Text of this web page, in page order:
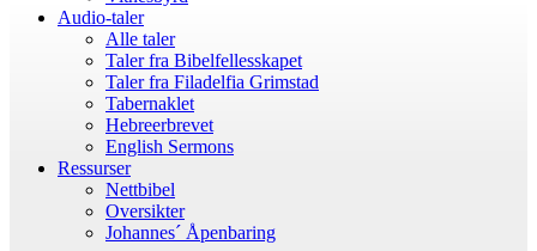
Audio-taler
Alle taler
Taler fra Bibelfellesskapet
Taler fra Filadelfia Grimstad
Tabernaklet
Hebreerbrevet
English Sermons
Ressurser
Nettbibel
Oversikter
Johannes´ Åpenbaring